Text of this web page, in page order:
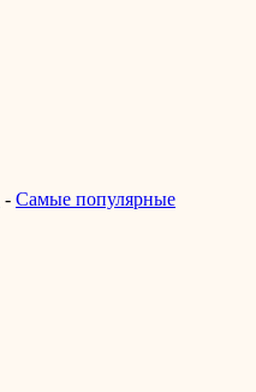
- Самые популярные